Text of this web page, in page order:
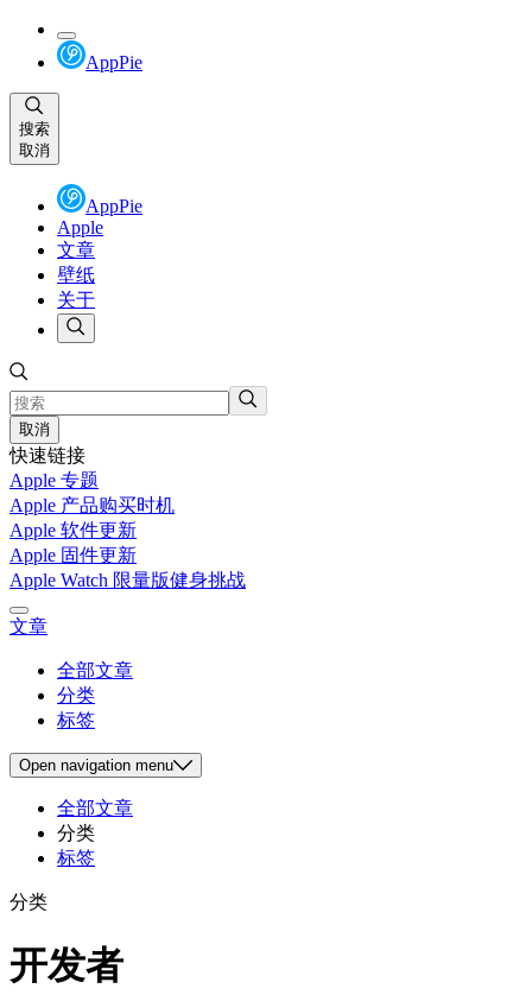
AppPie
搜索
取消
AppPie
Apple
文章
壁纸
关于
取消
快速链接
Apple 专题
Apple 产品购买时机
Apple 软件更新
Apple 固件更新
Apple Watch 限量版健身挑战
文章
全部文章
分类
标签
Open navigation menu
全部文章
分类
标签
分类
开发者